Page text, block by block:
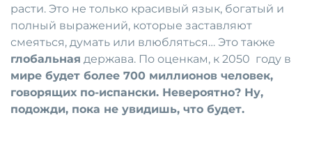
расти. Это не только красивый язык, богатый и
полный выражений, которые заставляют
смеяться, думать или влюбляться… Это также
глобальная держава. По оценкам, к 2050 году в
мире будет более 700 миллионов человек,
говорящих по-испански. Невероятно? Ну,
подожди, пока не увидишь, что будет.